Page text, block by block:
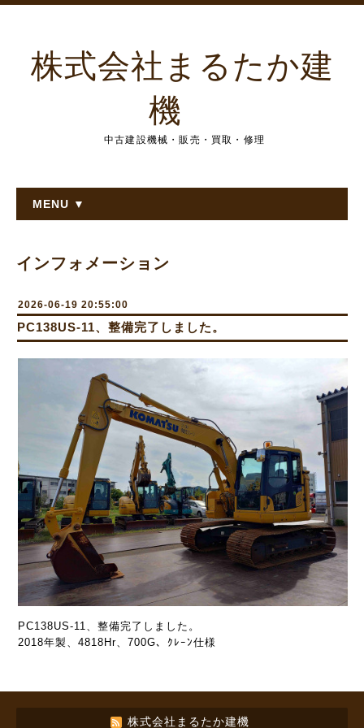
株式会社まるたか建
機
中古建設機械・販売・買取・修理
MENU ▼
インフォメーション
2026-06-19 20:55:00
PC138US-11、整備完了しました。
PC138US-11、整備完了しました。
2018年製、4818Hr、700G、ｸﾚｰﾝ仕様
株式会社まるたか建機